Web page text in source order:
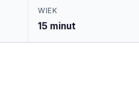
WIEK
15 minut